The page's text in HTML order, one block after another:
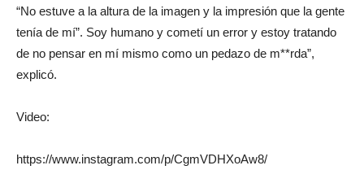
“No estuve a la altura de la imagen y la impresión que la gente
tenía de mí”. Soy humano y cometí un error y estoy tratando
de no pensar en mí mismo como un pedazo de m**rda”,
explicó.
Video:
https://www.instagram.com/p/CgmVDHXoAw8/